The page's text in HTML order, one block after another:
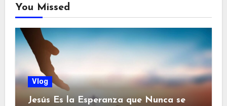
You Missed
Vlog
Jesús Es la Esperanza que Nunca se